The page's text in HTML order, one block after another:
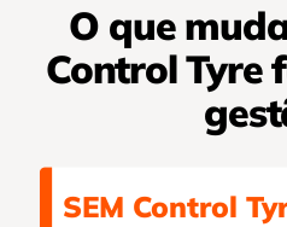
O que
Control Tyre
SEM Control